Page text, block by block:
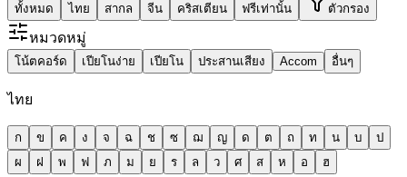
ทั้งหมด ไทย สากล จีน คริสเตียน ฟรีเท่านั้น ตัวกรอง
หมวดหมู่
โน้ตคอร์ด เปียโนง่าย เปียโน ประสานเสียง Accom อื่นๆ
ไทย
ก ข ค ง จ ฉ ช ซ ฌ ญ ด ต ถ ท น บ
ป
ผ
ฝ พ ฟ ภ ม ย ร ล ว ศ ส ห อ ฮ